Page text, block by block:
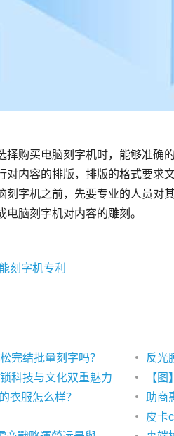
对内容的排版，排版的格式要求
刻字机之前，先要专业的人员对
刻字机专利
完结批量刻字吗？
反光
科技与文化双重魅力
衣服怎么样？
助商
皮卡